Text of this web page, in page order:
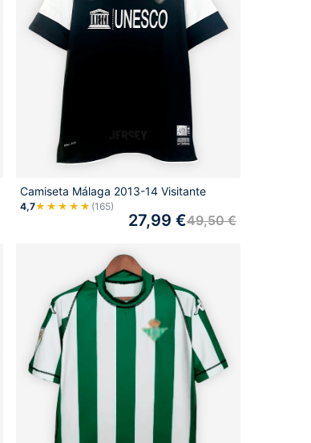
Camiseta Málaga 2013-14 Visitante
4,7★★★★★ (165)
49,50€
27,99 €